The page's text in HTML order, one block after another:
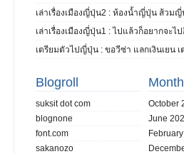
เล่าเรื่องเมืองญี่ปุ่น2 : ห้องน้ำญี่ปุ่น ส้วม
เล่าเรื่องเมืองญี่ปุ่น1 : ไปแล้วก็อยากจะไ
เตรียมตัวไปญี่ปุ่น : ขอวีซ่า แลกเงินเยน เ
Blogroll
suksit dot com
blognone
font.com
sakanozo
October
June